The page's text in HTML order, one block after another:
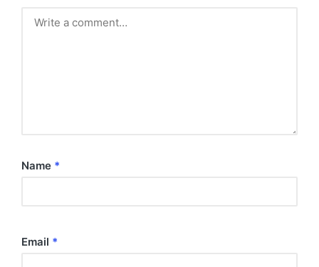
Name *
Email *